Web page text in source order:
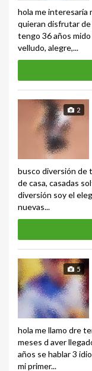
hola me interesaría
quieran disfrutar
tengo 36 años
velludo, alegre,...
2
busco diversión de
de casa, casadas
diversión soy el
nuevas...
5
hola me llamo dre
meses d aver
años se hablar 3
mi primer...